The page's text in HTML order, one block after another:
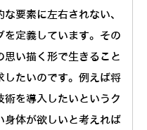
要素に左右されない、
を定義しています。その
思い描く形で生きること
したいのです。例えば将
を導入したいというク
身体が欲しいと考えれば